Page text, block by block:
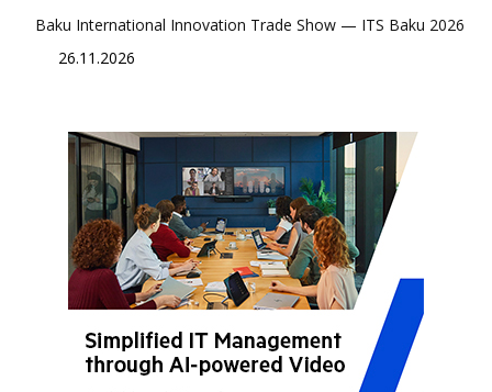
Baku International Innovation Trade Show — ITS Baku 2026
26.11.2026